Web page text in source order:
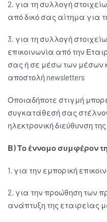
2. για τη συλλογή
από δικό σας αίτημα για
3. για τη συλλογή
επικοινωνία από την
σας ή σε μέσω των μέσων
αποστολή newsletters
Οποιαδήποτε στιγμή
συγκατάθεσή σας
ηλεκτρονική διεύθυνση
Β) Το έννομο συμφέρον
1. για την εμπορική
2. για την προώθηση των
ανάπτυξη της εταιρείας